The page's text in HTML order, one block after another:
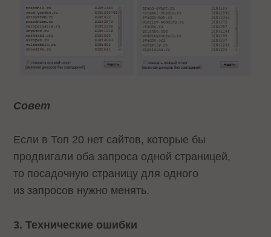
Совет
Если в Топ 20 нет сайтов, которые бы
продвигали оба запроса одной страницей,
то посадочную страницу для одного
из запросов нужно менять.
3. Технические ошибки